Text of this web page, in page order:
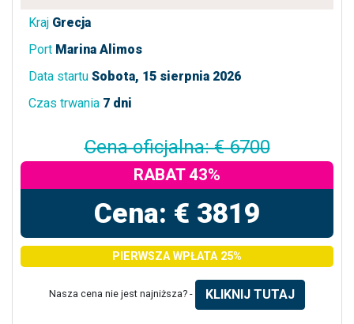
Kraj Grecja
Port Marina Alimos
Data startu Sobota, 15 sierpnia 2026
Czas trwania 7 dni
Cena oficjalna: € 6700
RABAT 43%
Cena: € 3819
PIERWSZA WPŁATA 25%
Nasza cena nie jest najniższa? - KLIKNIJ TUTAJ